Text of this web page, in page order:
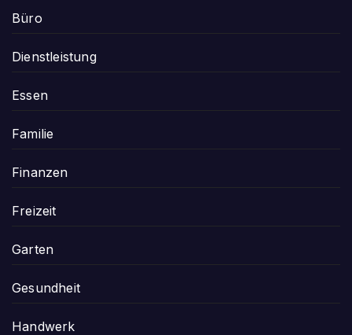
Büro
Dienstleistung
Essen
Familie
Finanzen
Freizeit
Garten
Gesundheit
Handwerk